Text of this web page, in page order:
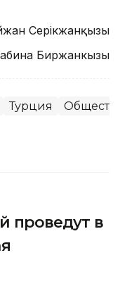
Серікжанқызы
Биржанкызы
Турция
проведут в